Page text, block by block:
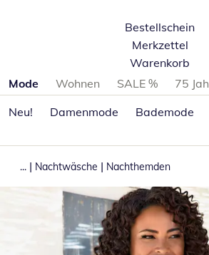
Bestellschein
Merkzettel
Warenkorb
Produktkategorien überspringen
Mode Wohnen SALE %
75
Neu!
Damenmode Bademode
... | Nachtwäsche | Nachthemden